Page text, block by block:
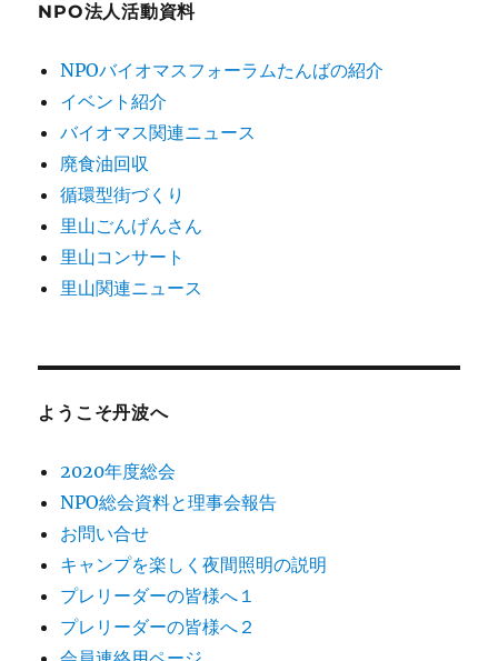
NPO法人活動資料
NPOバイオマスフォーラムたんばの紹介
イベント紹介
バイオマス関連ニュース
廃食油回収
循環型街づくり
里山ごんげんさん
里山コンサート
里山関連ニュース
ようこそ丹波へ
2020年度総会
NPO総会資料と理事会報告
お問い合せ
キャンプを楽しく夜間照明の説明
プレリーダーの皆様へ１
プレリーダーの皆様へ２